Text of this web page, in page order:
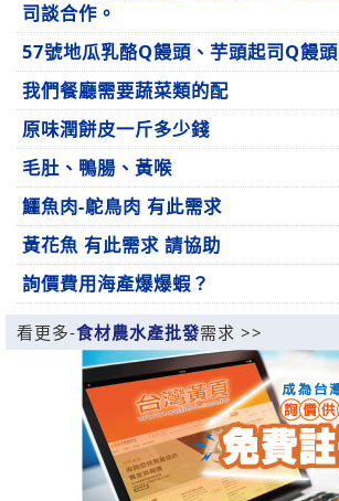
司談合作。
57號地瓜乳酪Q饅頭、芋頭起司Q饅頭
我們餐廳需要蔬菜類的配
原味潤餅皮一斤多少錢
毛肚、鴨腸、黃喉
鱷魚肉-鴕鳥肉 有此需求
黃花魚 有此需求 請協助
詢價費用海產爆爆蝦？
看更多-食材農水產批發需求 >>